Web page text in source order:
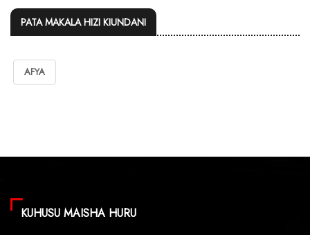
PATA MAKALA HIZI KIUNDANI
AFYA
KUHUSU MAISHA HURU